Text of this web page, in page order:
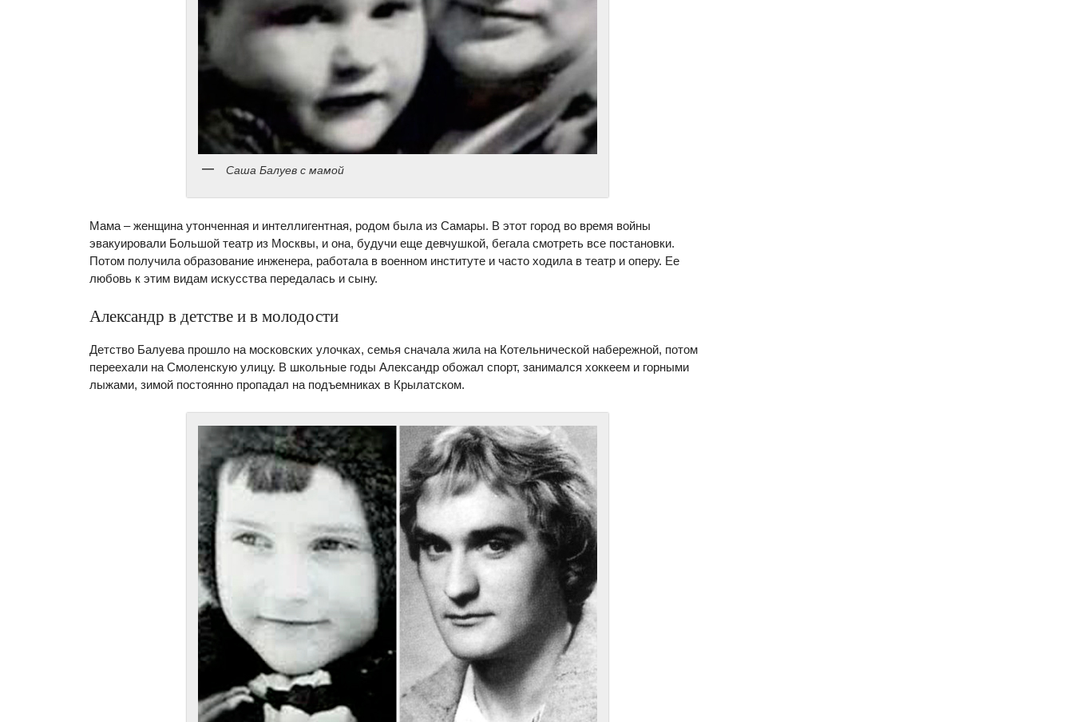
Саша Балуев с мамой
Мама – женщина утонченная и интеллигентная, родом была из Самары. В этот город во время войны
эвакуировали Большой театр из Москвы, и она, будучи еще девчушкой, бегала смотреть все постановки.
Потом получила образование инженера, работала в военном институте и часто ходила в театр и оперу. Ее
любовь к этим видам искусства передалась и сыну.
Александр в детстве и в молодости
Детство Балуева прошло на московских улочках, семья сначала жила на Котельнической набережной, потом
переехали на Смоленcкую улицу. В школьные годы Александр обожал спорт, занимался хоккеем и горными
лыжами, зимой постоянно пропадал на подъемниках в Крылатском.